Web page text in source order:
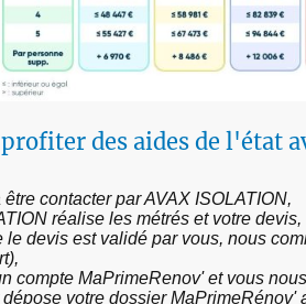
des aides de l'état
contacter par AVAX ISOLATION,
réalise les métrés et votre devis,
le devis est validé par vous, nous
compte MaPrimeRenov' et vous
dépose votre dossier MaPrimeRénov'